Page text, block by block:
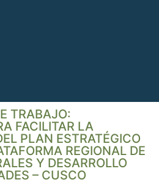
TRABAJO:
FACILITAR LA
PLAN ESTRATÉGICO
REGIONAL DE
Y DESARROLLO
– CUSCO